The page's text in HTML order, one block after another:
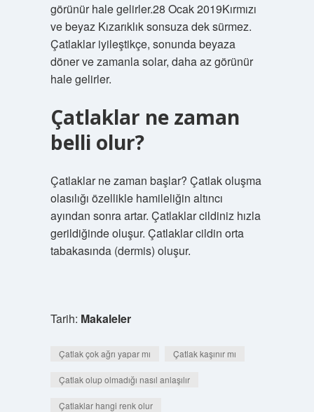
görünür hale gelirler.28 Ocak 2019Kırmızı
ve beyaz Kızarıklık sonsuza dek sürmez.
Çatlaklar iyileştikçe, sonunda beyaza
döner ve zamanla solar, daha az görünür
hale gelirler.
Çatlaklar ne zaman
belli olur?
Çatlaklar ne zaman başlar? Çatlak oluşma
olasılığı özellikle hamileliğin altıncı
ayından sonra artar. Çatlaklar cildiniz hızla
gerildiğinde oluşur. Çatlaklar cildin orta
tabakasında (dermis) oluşur.
Tarih: Makaleler
Çatlak çok ağrı yapar mı Çatlak kaşınır mı
Çatlak olup olmadığı nasıl anlaşılır
Çatlaklar hangi renk olur